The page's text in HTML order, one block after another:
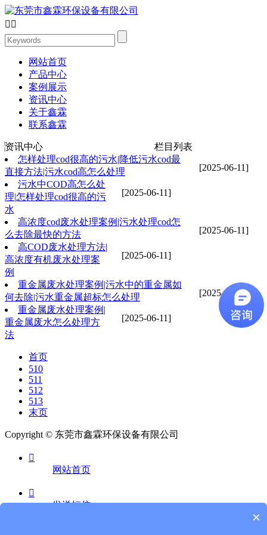
 
网站首页
产品中心
案例展示
资讯中心
关于鑫霖
联系鑫霖
资讯中心 栏目列表
[2025-06-11]
怎样处理cod很高的污水|降低污水cod最
直接方法|污水cod高怎么处理
[2025-06-11]
污水中COD高怎么处
理|怎样处理cod很高的污
水
[2025-06-11]
高浓度cod废水处理案例|污水处理cod怎
么去除最快的方法
[2025-06-11]
高COD废水处理方法|
高浓度有机废水处理案
例
[2025-06-11]
重金属废水处理案例|污水中的重金属如
何去除|污水重金属超标怎么处理
[2025-06-11]
重金属废水处理案例|
重金属废水怎么处理方
法
首页
510
511
512
513
末页
Copyright © 东莞市鑫霖环保设备有限公司

网站首页

发送短信
×